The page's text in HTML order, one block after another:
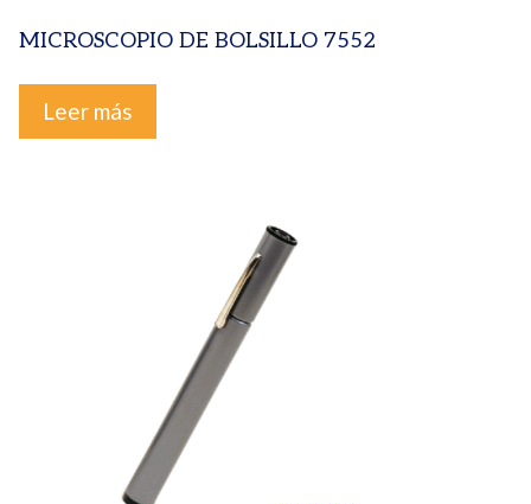
MICROSCOPIO DE BOLSILLO 7552
Leer más